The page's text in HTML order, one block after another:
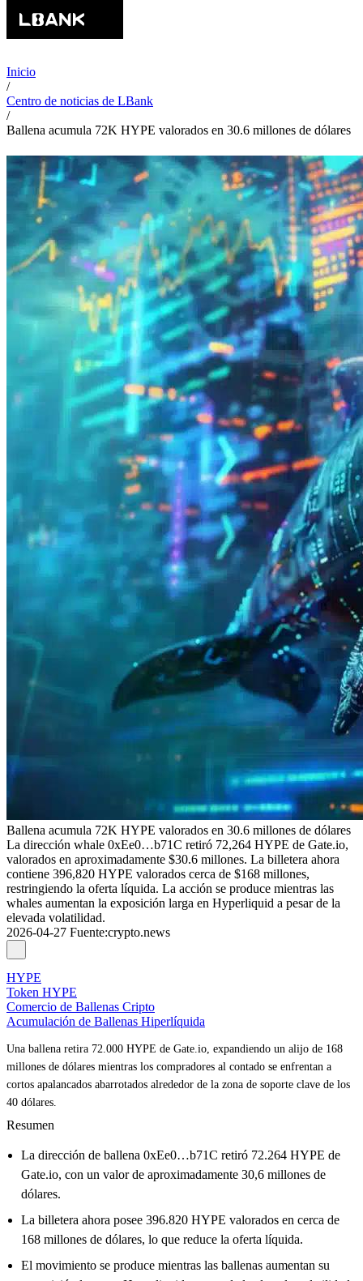
Inicio
/
Centro de noticias de LBank
/
Ballena acumula 72K HYPE valorados en 30.6 millones de dólares
Ballena acumula 72K HYPE valorados en 30.6 millones de dólares
La dirección whale 0xEe0…b71C retiró 72,264 HYPE de Gate.io,
valorados en aproximadamente $30.6 millones. La billetera ahora
contiene 396,820 HYPE valorados cerca de $168 millones,
restringiendo la oferta líquida. La acción se produce mientras las
whales aumentan la exposición larga en Hyperliquid a pesar de la
elevada volatilidad.
2026-04-27 Fuente:crypto.news
HYPE
Token HYPE
Comercio de Ballenas Cripto
Acumulación de Ballenas Hiperlíquida
Una ballena retira 72.000 HYPE de Gate.io, expandiendo un alijo de 168
millones de dólares mientras los compradores al contado se enfrentan a
cortos apalancados abarrotados alrededor de la zona de soporte clave de los
40 dólares.
Resumen
La dirección de ballena 0xEe0…b71C retiró 72.264 HYPE de
Gate.io, con un valor de aproximadamente 30,6 millones de
dólares.
La billetera ahora posee 396.820 HYPE valorados en cerca de
168 millones de dólares, lo que reduce la oferta líquida.
El movimiento se produce mientras las ballenas aumentan su